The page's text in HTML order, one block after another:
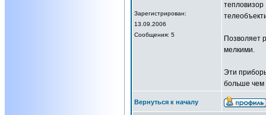
Зарегистрирован:
13.09.2006
Сообщения: 5
тепловизор
Позволяет
мелкими.
Эти
больше чем
Вернуться к началу